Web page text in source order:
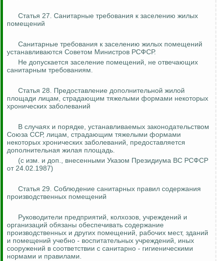
Статья 27. Санитарные требования к заселению жилых
помещений
Санитарные требования к заселению жилых помещений
устанавливаются Советом Министров РСФСР.
Не допускается заселение помещений, не отвечающих
санитарным требованиям.
Статья 28. Предоставление дополнительной жилой
площади лицам, страдающим тяжелыми формами некоторых
хронических заболеваний
В случаях и порядке, устанавливаемых законодательством
Союза ССР, лицам, страдающим тяжелыми формами
некоторых хронических заболеваний, предоставляется
дополнительная жилая площадь.
(с изм. и доп., внесенными Указом Президиума ВС РСФСР
от 24.02.1987)
Статья 29. Соблюдение санитарных правил содержания
производственных помещений
Руководители предприятий, колхозов, учреждений и
организаций обязаны обеспечивать содержание
производственных и других помещений, рабочих мест, зданий
и помещений учебно - воспитательных учреждений, иных
сооружений в соответствии с санитарно - гигиеническими
нормами и правилами.